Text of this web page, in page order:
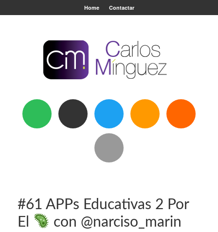
Home Contactar
#61 APPs Educativas 2 Por
El
con @narciso_marin